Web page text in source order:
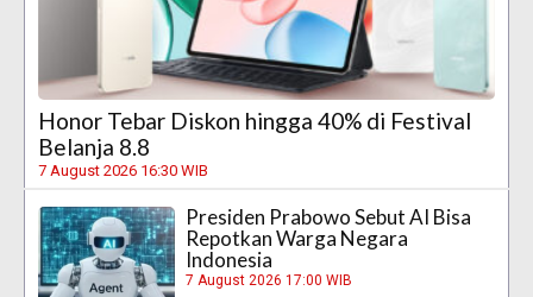
Honor Tebar Diskon hingga 40% di Festival
Belanja 8.8
7 August 2026 16:30 WIB
Presiden Prabowo Sebut AI Bisa
Repotkan Warga Negara
Indonesia
7 August 2026 17:00 WIB